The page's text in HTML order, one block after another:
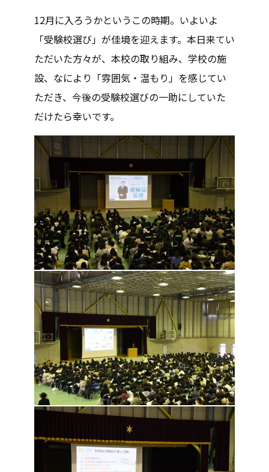
12月に入ろうかというこの時期。いよいよ
「受験校選び」が佳境を迎えます。本日来てい
ただいた方々が、本校の取り組み、学校の施
設、なにより「雰囲気・温もり」を感じてい
ただき、今後の受験校選びの一助にしていた
だけたら幸いです。